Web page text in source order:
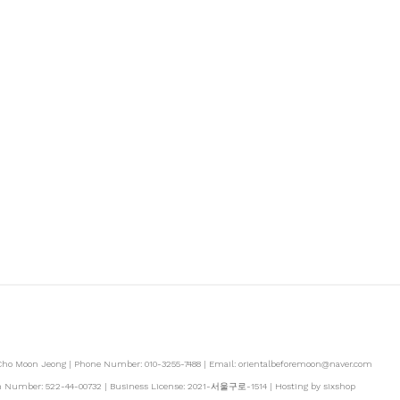
Moon Jeong | Phone Number: 010-3255-7488 | Email: orientalbeforemoon@naver.com
Number: 522-44-00732 | Business License: 2021-서울구로-1514 | Hosting by sixshop